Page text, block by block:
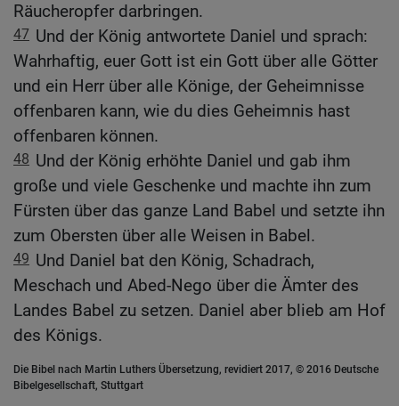
Räucheropfer darbringen.
47 Und der König antwortete Daniel und sprach:
Wahrhaftig, euer Gott ist ein Gott über alle Götter
und ein Herr über alle Könige, der Geheimnisse
offenbaren kann, wie du dies Geheimnis hast
offenbaren können.
48 Und der König erhöhte Daniel und gab ihm
große und viele Geschenke und machte ihn zum
Fürsten über das ganze Land Babel und setzte ihn
zum Obersten über alle Weisen in Babel.
49 Und Daniel bat den König, Schadrach,
Meschach und Abed-Nego über die Ämter des
Landes Babel zu setzen. Daniel aber blieb am Hof
des Königs.
Die Bibel nach Martin Luthers Übersetzung, revidiert 2017, © 2016 Deutsche
Bibelgesellschaft, Stuttgart